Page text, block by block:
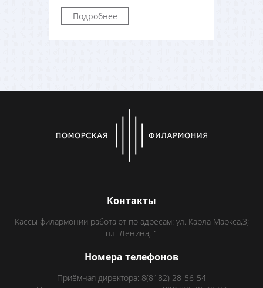
Подробнее
Контакты
Кассы филармонии работают по адресам: ул. Карла Маркса,3;
пл. Ленина, 1
Номера телефонов
Приёмная директора: 8(8182) 28-56-54